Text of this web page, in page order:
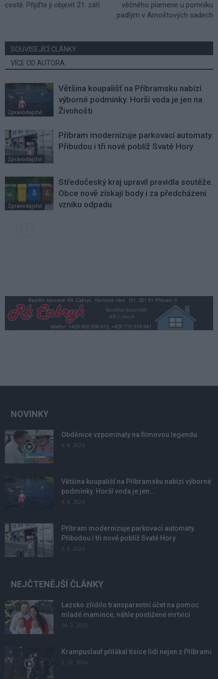
cestě. Přijďte ji objevit 21. září
věčného plamene u pomníku
padlým v Arnoštových sadech
SOUVISEJÍCÍ ČLÁNKY
VÍCE OD AUTORA
Zpravodajství
Většina koupališť na Příbramsku nabízí
výborné podmínky. Horší voda je jen na
Živohošti
Zpravodajství
Příbram modernizuje parkovací automaty.
Přibudou i tři nové poblíž Svaté Hory
Zpravodajství
Středočeský kraj upravil pravidla soutěže.
Obce nově získají body i za předcházení
vzniku odpadu
NOVINKY
Obděnice vzpomínaly na filmovou legendu
6. 8. 2026
Většina koupališť na Příbramsku nabízí výborné
podmínky. Horší voda je jen...
4. 8. 2026
Příbram modernizuje parkovací automaty.
Přibudou i tři nové poblíž Svaté Hory
3. 8. 2026
NEJČTENĚJŠÍ ČLÁNKY
Lazsko zřídilo transparentní účet na pomoc
mladé mamince, náhle postižené mrtvicí
14. 2. 2023
Krampuslauf přilákal tisíce lidí nejen z Příbrami
2. 12. 2016